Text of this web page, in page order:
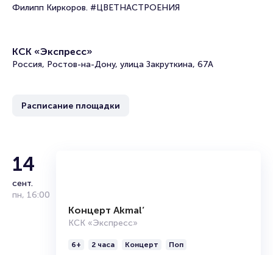
Филипп Киркоров. #ЦВЕТНАСТРОЕНИЯ
КСК «Экспресс»
Россия, Ростов-на-Дону, улица Закруткина, 67А
Расписание площадки
14
сент.
пн, 16:00
Концерт Akmal’
КСК «Экспресс»
6+ 2 часа Концерт Поп